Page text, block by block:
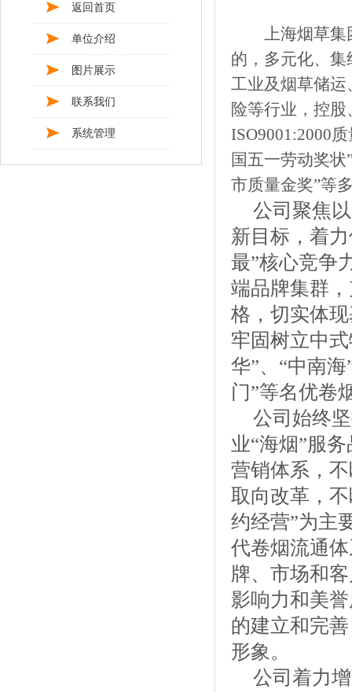
返回首页
单位介绍
图片展示
联系我们
系统管理
上海烟草集
的，多元化、
工业及烟草储
险等行业，控
ISO9001:2000
国五一劳动奖状
市质量金奖”等
公司聚焦
新目标，着
最”核心竞争
端品牌集群
格，切实体
牢固树立中
华”、“中南海
门”等名优卷
公司始终
业“海烟”服
营销体系，
取向改革，
约经营”为主
代卷烟流通
牌、市场和
影响力和美
的建立和完
形象。
公司着力